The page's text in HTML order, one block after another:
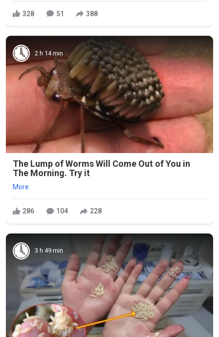
328 51 388
2 h 14 min
The Lump of Worms Will Come Out of You in
The Morning. Try it
More
286 104 228
3 h 49 min